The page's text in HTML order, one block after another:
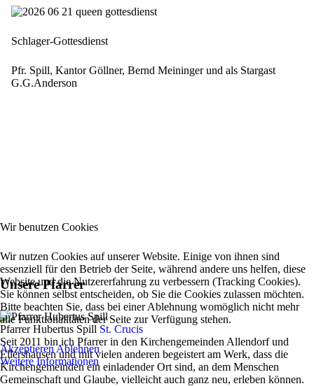
Schlager-Gottesdienst
Pfr. Spill, Kantor Göllner, Bernd Meininger und als Stargast
G.G.Anderson
Unsere Pfarrer
Pfarrer Hubertus Spill St. Crucis
Seit 2011 bin ich Pfarrer in den Kirchengemeinden Allendorf und
Ellershausen und mit vielen anderen begeistert am Werk, dass die
Kirchengemeinden ein einladender Ort sind, an dem Menschen
Gemeinschaft und Glaube, vielleicht auch ganz neu, erleben können.
Wir benutzen Cookies
Wir nutzen Cookies auf unserer Website. Einige von ihnen sind
essenziell für den Betrieb der Seite, während andere uns helfen, diese
Website und die Nutzererfahrung zu verbessern (Tracking Cookies).
Sie können selbst entscheiden, ob Sie die Cookies zulassen möchten.
Bitte beachten Sie, dass bei einer Ablehnung womöglich nicht mehr
alle Funktionalitäten der Seite zur Verfügung stehen.
AkzeptierenAblehnen
Weitere Informationen